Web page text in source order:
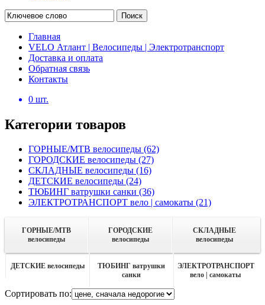
Поиск
Главная
VELO Атлант | Велосипеды | Электротранспорт
Доставка и оплата
Обратная связь
Контакты
0 шт.
Категории товаров
ГОРНЫЕ/MTB велосипеды (62)
ГОРОДСКИЕ велосипеды (27)
СКЛАДНЫЕ велосипеды (16)
ДЕТСКИЕ велосипеды (24)
ТЮБИНГ ватрушки санки (36)
ЭЛЕКТРОТРАНСПОРТ вело | самокаты (21)
ГОРНЫЕ/MTB
велосипеды
ГОРОДСКИЕ
велосипеды
СКЛАДНЫЕ
велосипеды
ДЕТСКИЕ велосипеды
ТЮБИНГ ватрушки
санки
ЭЛЕКТРОТРАНСПОРТ
вело | самокаты
Сортировать по: